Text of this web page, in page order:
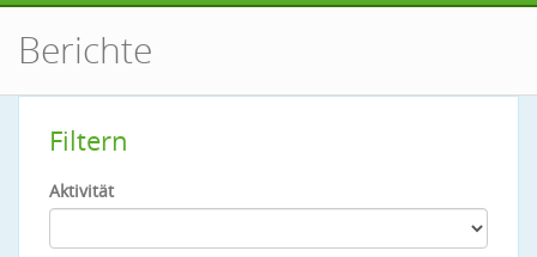
Berichte
Filtern
Aktivität